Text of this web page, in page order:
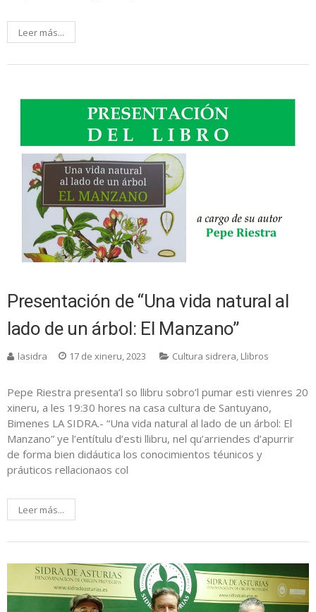
Leer más...
Presentación de “Una vida natural al
lado de un árbol: El Manzano”
lasidra 17 de xineru, 2023 Cultura sidrera, Llibros
Pepe Riestra presenta’l so llibru sobro’l pumar esti vienres 20
xineru, a les 19:30 hores na casa cultura de Santuyano,
Bimenes LA SIDRA.- “Una vida natural al lado de un árbol: El
Manzano” ye l’entítulu d’esti llibru, nel qu’arriendes d’apurrir
de forma bien didáutica los conocimientos téunicos y
práuticos rellacionaos col
Leer más...